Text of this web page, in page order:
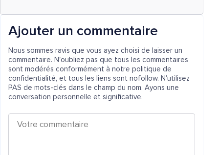
Ajouter un commentaire
Nous sommes ravis que vous ayez choisi de laisser un
commentaire. N'oubliez pas que tous les commentaires
sont modérés conformément à notre politique de
confidentialité, et tous les liens sont nofollow. N'utilisez
PAS de mots-clés dans le champ du nom. Ayons une
conversation personnelle et significative.